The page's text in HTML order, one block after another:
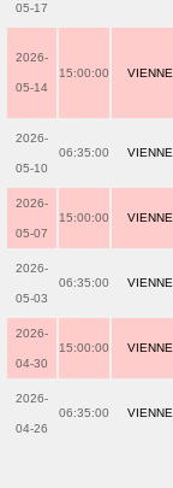
05-17
2026-
05-14
15:00:00 VIENNE
2026-
05-10
06:35:00 VIENNE
2026-
05-07
15:00:00 VIENNE
2026-
05-03
06:35:00 VIENNE
2026-
04-30
15:00:00 VIENNE
2026-
04-26
06:35:00 VIENNE